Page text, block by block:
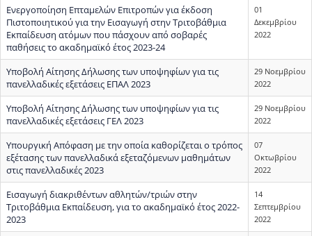
Ενεργοποίηση Επταμελών Επιτροπών για έκδοση
Πιστοποιητικού για την Εισαγωγή στην Τριτοβάθμια
Εκπαίδευση ατόμων που πάσχουν από σοβαρές
παθήσεις το ακαδημαϊκό έτος 2023-24
01
Δεκεμβρίου
2022
Υποβολή Αίτησης Δήλωσης των υποψηφίων για τις
πανελλαδικές εξετάσεις ΕΠΑΛ 2023
29 Νοεμβρίου
2022
Υποβολή Αίτησης Δήλωσης των υποψηφίων για τις
πανελλαδικές εξετάσεις ΓΕΛ 2023
29 Νοεμβρίου
2022
Υπουργική Απόφαση με την οποία καθορίζεται ο τρόπος
εξέτασης των πανελλαδικά εξεταζόμενων μαθημάτων
στις πανελλαδικές 2023
07
Οκτωβρίου
2022
Εισαγωγή διακριθέντων αθλητών/τριών στην
Τριτοβάθμια Εκπαίδευση, για το ακαδημαϊκό έτος 2022-
2023
14
Σεπτεμβρίου
2022